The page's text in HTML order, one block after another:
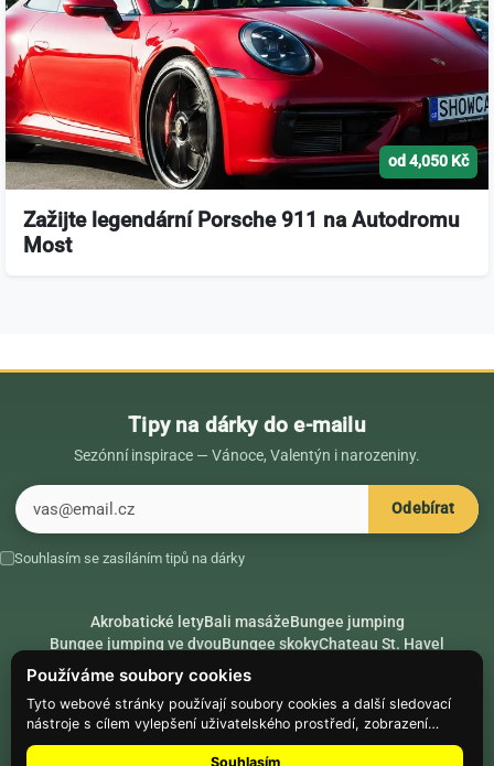
Používáme soubory cookies
Tyto webové stránky používají soubory cookies a další sledovací
nástroje s cílem vylepšení uživatelského prostředí, zobrazení
přizpůsobeného obsahu a reklam, analýzy návštěvnosti webových
Souhlasím
od 4,050 Kč
Zažijte legendární Porsche 911 na Autodromu
Most
Tipy na dárky do e-mailu
Sezónní inspirace — Vánoce, Valentýn i narozeniny.
Odebírat
Souhlasím se zasíláním tipů na dárky
Akrobatické letyBali masážeBungee jumping
Bungee jumping ve dvouBungee skokyChateau St. Havel
Dárek k 18. narozeninám
Dárek k 40. narozeninám
RádceSecret SantaSložte se na dárek
PARTNEŘIHike.placeClimbing.place